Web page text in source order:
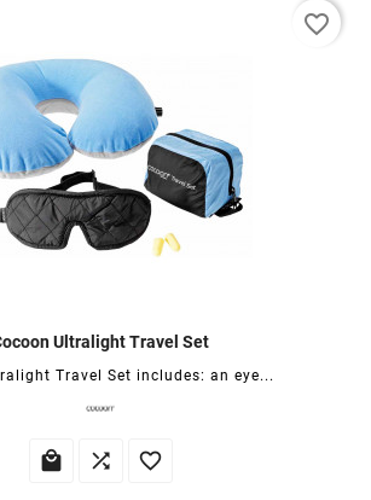
Ultralight Travel Set
Travel Set includes: an eye...
  
favorite_border